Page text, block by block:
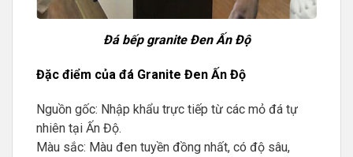
Đá bếp granite Đen Ấn Độ
Đặc điểm của đá Granite Đen Ấn Độ
Nguồn gốc: Nhập khẩu trực tiếp từ các mỏ đá tự
nhiên tại Ấn Độ.
Màu sắc: Màu đen tuyền đồng nhất, có độ sâu,